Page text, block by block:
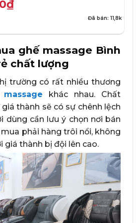
₫
Đã bán: 11,8k
ghế massage Bình
chất lượng
trường có rất nhiều thương
khác nhau. Chất
thành sẽ có sự chênh lệch
dùng cần lưu ý chọn nơi bán
phải hàng trôi nổi, không
giá thành bị đội lên cao.